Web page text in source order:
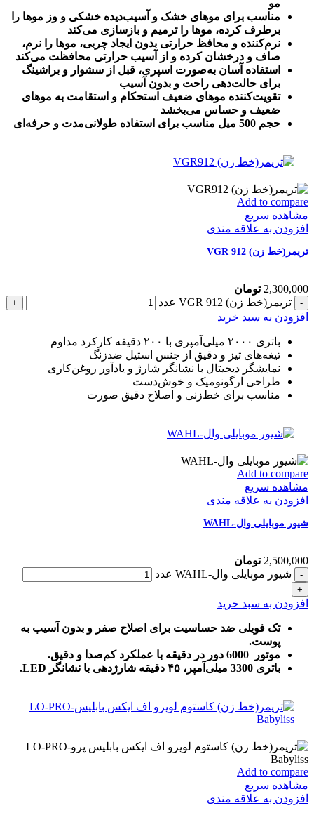
مو
مناسب برای موهای خشک و آسیب‌دیده خشکی و وز موها را
برطرف کرده، موها را ترمیم و بازسازی می‌کند
نرم‌کننده و محافظ حرارتی بدون ایجاد چربی، موها را نرم،
صاف و درخشان کرده و از آسیب حرارتی محافظت می‌کند
استفاده آسان به‌صورت اسپری، قبل از سشوار و براشینگ
برای حالت‌دهی راحت و بدون آسیب
تقویت‌کننده موهای ضعیف استحکام و استقامت به موهای
ضعیف و حساس می‌بخشد
حجم 500 میل مناسب برای استفاده طولانی‌مدت و حرفه‌ای
Add to compare
مشاهده سریع
افزودن به علاقه مندی
تریمر(خط زن) VGR 912
2,300,000 تومان
تریمر(خط زن) VGR 912 عدد
افزودن به سبد خرید
باتری ۲۰۰۰ میلی‌آمپری با ۲۰۰ دقیقه کارکرد مداوم
تیغه‌های تیز و دقیق از جنس استیل ضدزنگ
نمایشگر دیجیتال با نشانگر شارژ و یادآور روغن‌کاری
طراحی ارگونومیک و خوش‌دست
مناسب برای خط‌زنی و اصلاح دقیق صورت
Add to compare
مشاهده سریع
افزودن به علاقه مندی
شیور موبایلی وال-WAHL
2,500,000 تومان
شیور موبایلی وال-WAHL عدد
افزودن به سبد خرید
تک فویلی ضد حساسیت برای اصلاح صفر و بدون آسیب به
پوست.
موتور 6000 دور در دقیقه با عملکرد کم‌صدا و دقیق.
باتری 3300 میلی‌آمپر، ۴۵ دقیقه شارژدهی با نشانگر LED.
Add to compare
مشاهده سریع
افزودن به علاقه مندی